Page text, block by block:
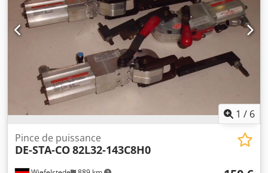
1 / 6
Pince de puissance
DE-STA-CO82L32-143C8H0